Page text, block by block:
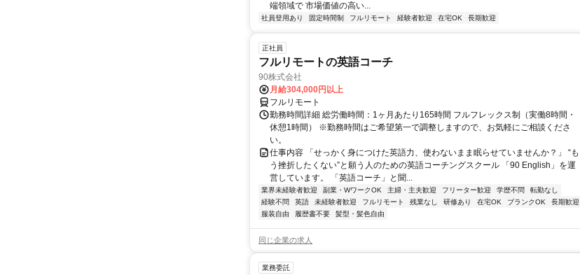
端領域で 市場価値の高い...
社員登用あり 固定時間制 フルリモート 経験者歓迎 在宅OK 長期歓迎
正社員
フルリモートの英語コーチ
90株式会社
月給304,000円以上
フルリモート
勤務時間詳細 総労働時間：1ヶ月あたり165時間 フルフレックス制（実働8時間・
休憩1時間） ※勤務時間はご希望第一で調整しますので、お気軽にご相談くださ
い。
仕事内容 「せっかく身につけた英語力、使わないまま眠らせていませんか？」 “も
う挫折したくない”と願う人のための英語コーチングスクール 「90 English」を運
営しています。 「英語コーチ」と聞...
業界未経験者歓迎 副業・WワークOK 主婦・主夫歓迎 フリーター歓迎 学歴不問
転勤なし
経験不問
英語 未経験者歓迎 フルリモート 残業なし 研修あり 在宅OK ブランクOK
長期歓迎
服装自由
履歴書不要 髪型・髪色自由
同じ企業の求人
業務委託